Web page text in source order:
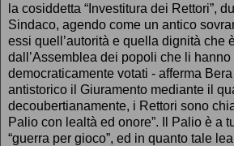
la cosiddetta “Investitura dei Rettori”,
Sindaco, agendo come un antico
essi quell’autorità e quella dignità che
dall’Assemblea dei popoli che li
democraticamente votati - afferma
antistorico il Giuramento mediante il
decoubertianamente, i Rettori sono
Palio con lealtà ed onore”. Il Palio è a
“guerra per gioco”, ed in quanto tale